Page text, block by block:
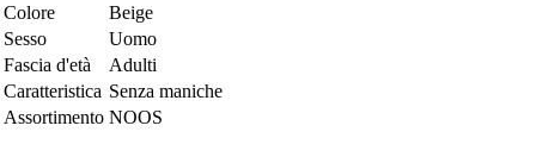
Colore
Beige
Sesso
Uomo
Fascia d'età
Adulti
Caratteristica Senza maniche
Assortimento NOOS